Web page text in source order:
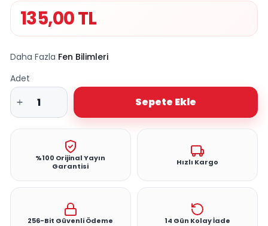
135,00TL
Daha Fazla Fen Bilimleri
Adet
Sepete Ekle
%100 Orijinal Yayın
Garantisi
Hızlı Kargo
256-Bit Güvenli Ödeme 14 Gün Kolay İade